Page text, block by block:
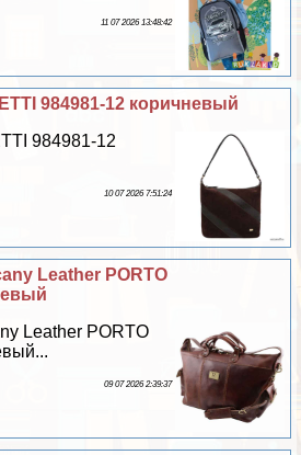
11 07 2026 13:48:42
984981-12 коричневый
984981-12
10 07 2026 7:51:24
Leather PORTO
Leather PORTO
09 07 2026 2:39:37